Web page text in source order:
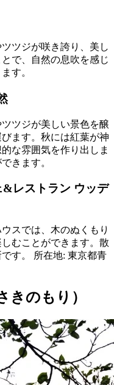
ツジが咲き誇り、美し
で、自然の息吹を感じ
す。
ツジが美しい景色を醸
ます。秋には紅葉が神
な雰囲気を作り出しま
きます。
&レストラン ウッデ
スでは、木のぬくもり
むことができます。散
す。 所在地: 東京都青
きのもり）